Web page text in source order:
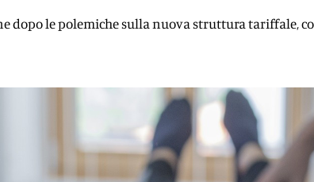
dopo le polemiche sulla nuova struttura tariffale,